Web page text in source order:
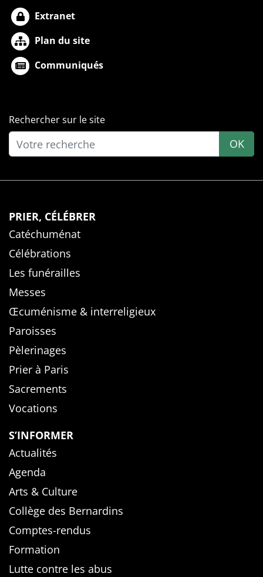
Extranet
Plan du site
Communiqués
Rechercher sur le site
OK
PRIER, CÉLÉBRER
Catéchuménat
Célébrations
Les funérailles
Messes
Œcuménisme & interreligieux
Paroisses
Pèlerinages
Prier à Paris
Sacrements
Vocations
S’INFORMER
Actualités
Agenda
Arts & Culture
Collège des Bernardins
Comptes-rendus
Formation
Lutte contre les abus